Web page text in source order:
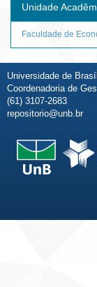
Unidade
Faculdade de
Universidade de
Coordenadoria de
(61) 3107-2683
repositorio@unb.br